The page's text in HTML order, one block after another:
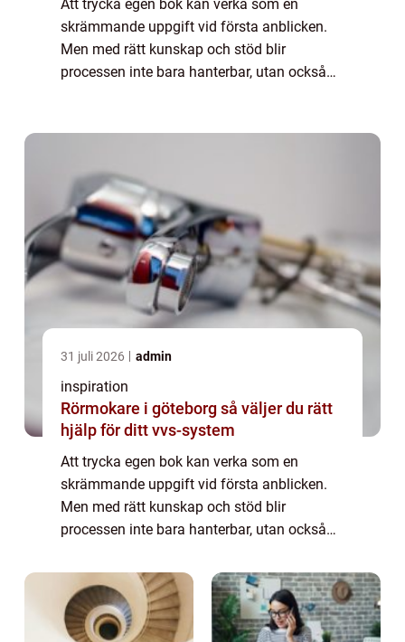
Att trycka egen bok kan verka som en
skrämmande uppgift vid första anblicken.
Men med rätt kunskap och stöd blir
processen inte bara hanterbar, utan också
31 juli 2026 admin
inspiration
Rörmokare i göteborg så väljer du rätt
hjälp för ditt vvs-system
Att trycka egen bok kan verka som en
skrämmande uppgift vid första anblicken.
Men med rätt kunskap och stöd blir
processen inte bara hanterbar, utan också
väljer idag...